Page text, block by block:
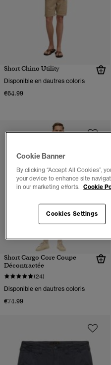
Short Chino Utility
Disponible en dautres coloris
€64.99
Short Cargo Core Coupe
Décontractée
(24)
Disponible en dautres coloris
€74.99
Cookie Banner
By clicking “Accept All Cookies”,
your device to enhance site
in our marketing efforts. Cookie
Cookies Settings